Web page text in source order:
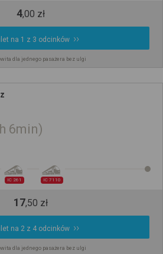
4,00 zł
na 1 z 3 odcinków
dla jednego pasażera bez ulgi
6min
IC 261 IC 7110
17,50 zł
na 2 z 4 odcinków
dla jednego pasażera bez ulgi